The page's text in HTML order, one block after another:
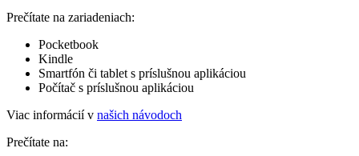
Prečítate na zariadeniach:
Pocketbook
Kindle
Smartfón či tablet s príslušnou aplikáciou
Počítač s príslušnou aplikáciou
Viac informácií v našich návodoch
Prečítate na: